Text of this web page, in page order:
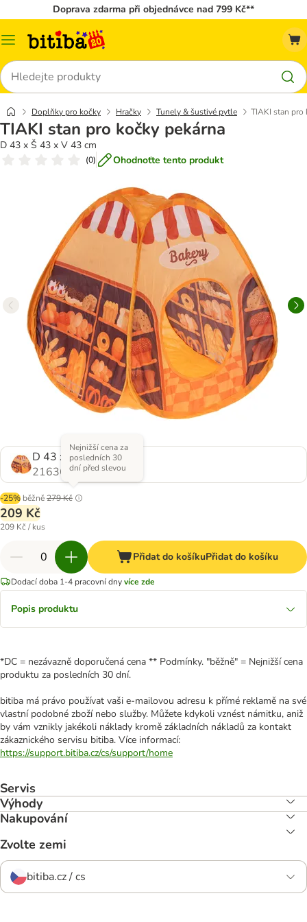
Doprava zdarma při objednávce nad 799 Kč**
Kategorie
Hledat
Doplňky pro kočky Hračky Tunely & šustivé pytle TIAKI stan pro
TIAKI stan pro kočky pekárna
D 43 x Š 43 x V 43 cm
(0) Ohodnoťte tento produkt
D 43 x Š 43 x V 43 cm
2163615.0
-25% běžně279 Kč
Nejnižší cena za
posledních 30
dní před slevou
209 Kč
209 Kč / kus
Přidat do košíkuPřidat do košíku
Dodací doba 1-4 pracovní dnyvíce zde
Popis produktu
*DC = nezávazně doporučená cena ** Podmínky. "běžně" = Nejnižší cena
produktu za posledních 30 dní.
bitiba má právo používat vaši e-mailovou adresu k přímé reklamě na své
vlastní podobné zboží nebo služby. Můžete kdykoli vznést námitku, aniž
by vám vznikly jakékoli náklady kromě základních nákladů za kontakt
zákaznického servisu bitiba. Více informací:
https://support.bitiba.cz/cs/support/home
Servis
Výhody
Nakupování
Zvolte zemi
bitiba.cz / cs